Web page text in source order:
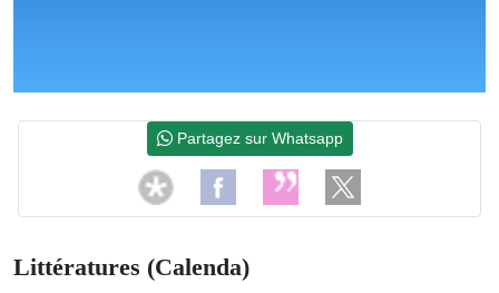
Littératures (Calenda)
Partagez sur Whatsapp